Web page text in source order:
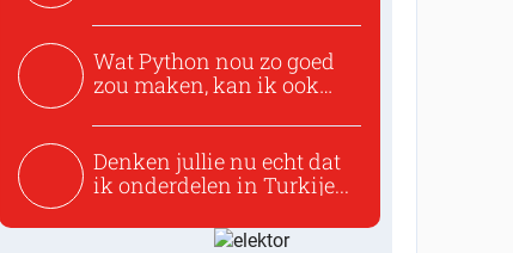
Wat Python nou zo goed
zou maken, kan ik ook
Denken jullie nu echt dat
ik onderdelen in Turkije...